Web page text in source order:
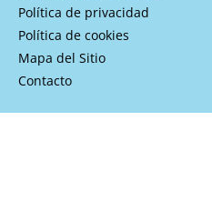
Política de privacidad
Política de cookies
Mapa del Sitio
Contacto